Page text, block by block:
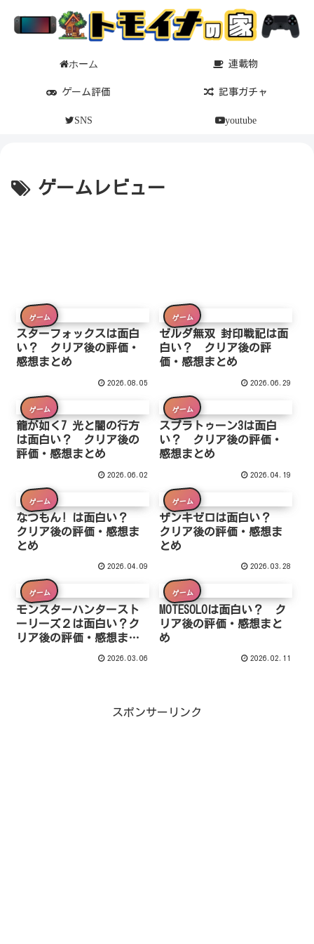
ホーム 連載物
ゲーム評価 記事ガチャ
SNS youtube
ゲームレビュー
ゲーム
スターフォックスは面白
い？ クリア後の評価・
感想まとめ
2026.08.05
ゲーム
ゼルダ無双 封印戦記は面
白い？ クリア後の評
価・感想まとめ
2026.06.29
ゲーム
龍が如く7 光と闇の行方
は面白い？ クリア後の
評価・感想まとめ
2026.06.02
ゲーム
スプラトゥーン3は面白
い？ クリア後の評価・
感想まとめ
2026.04.19
ゲーム
なつもん! は面白い？
クリア後の評価・感想ま
とめ
2026.04.09
ゲーム
ザンキゼロは面白い？
クリア後の評価・感想ま
とめ
2026.03.28
ゲーム
モンスターハンタースト
ーリーズ２は面白い？ク
リア後の評価・感想まと
2026.03.06
ゲーム
MOTESOLOは面白い？ ク
リア後の評価・感想まと
め
2026.02.11
スポンサーリンク